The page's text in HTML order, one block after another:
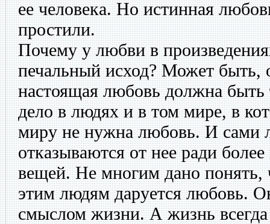
ее человека. Но истинная
простили.
Почему у любви в
печальный исход? Может быть,
настоящая любовь должна
дело в людях и в том мире, в
миру не нужна любовь. И сами
отказываются от нее ради
вещей. Не многим дано понять,
этим людям даруется любовь.
смыслом жизни. А жизнь всегда